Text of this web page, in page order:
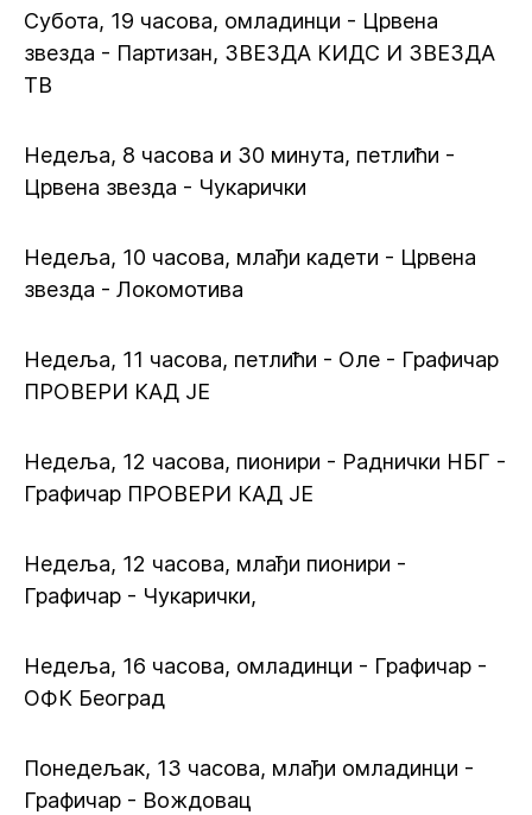
Субота, 19 часова, омладинци - Црвена
звезда - Партизан, ЗВЕЗДА КИДС И ЗВЕЗДА
ТВ
Недеља, 8 часова и 30 минута, петлићи -
Црвена звезда - Чукарички
Недеља, 10 часова, млађи кадети - Црвена
звезда - Локомотива
Недеља, 11 часова, петлићи - Оле - Графичар
ПРОВЕРИ КАД ЈЕ
Недеља, 12 часова, пионири - Раднички НБГ -
Графичар ПРОВЕРИ КАД ЈЕ
Недеља, 12 часова, млађи пионири -
Графичар - Чукарички,
Недеља, 16 часова, омладинци - Графичар -
ОФК Београд
Понедељак, 13 часова, млађи омладинци -
Графичар - Вождовац